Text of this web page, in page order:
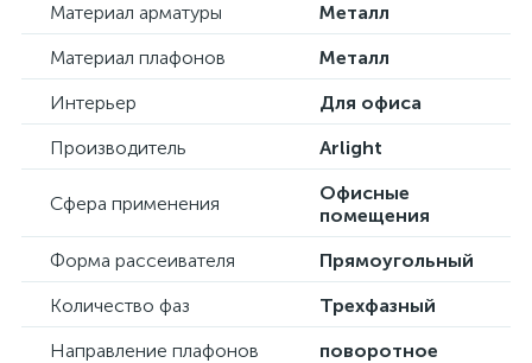
Материал арматуры
Металл
Материал плафонов
Металл
Интерьер
Для офиса
Производитель
Arlight
Сфера применения
Офисные
помещения
Форма рассеивателя
Прямоугольный
Количество фаз
Трехфазный
Направление плафонов
поворотное